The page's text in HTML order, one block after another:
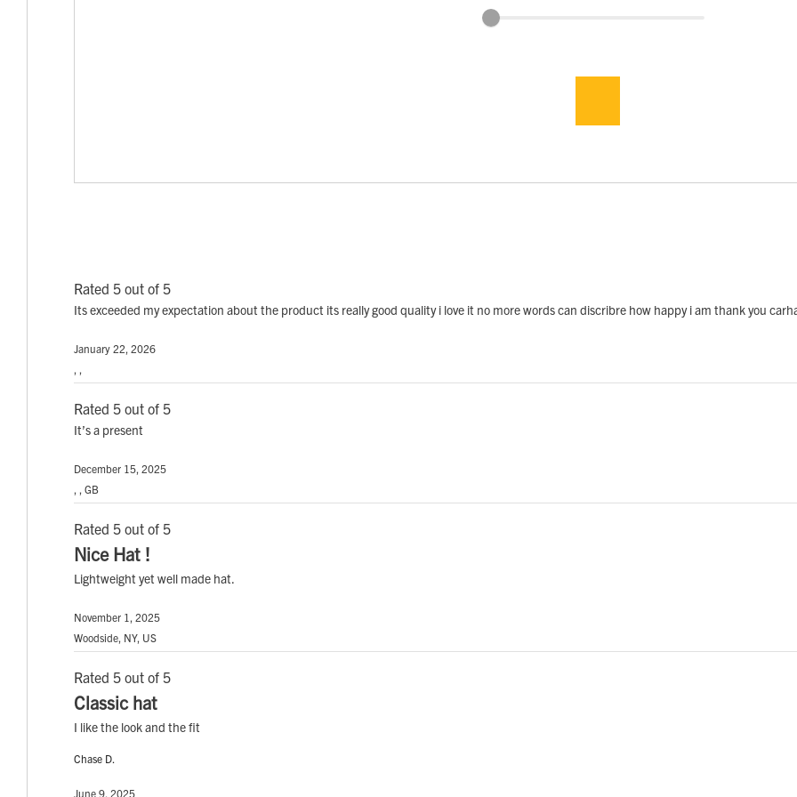
Rated 5 out of 5
Its exceeded my expectation about the product its really good quality i love it no more words can discribre how happy i am thank you
January 22, 2026
, ,
Rated 5 out of 5
It’s a present
December 15, 2025
, , GB
Rated 5 out of 5
Nice Hat !
Lightweight yet well made hat.
November 1, 2025
Woodside, NY, US
Rated 5 out of 5
Classic hat
I like the look and the fit
Chase D.
June 9, 2025